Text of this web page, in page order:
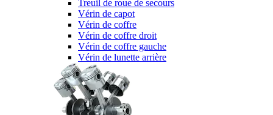
Treuil de roue de secours
Vérin de capot
Vérin de coffre
Vérin de coffre droit
Vérin de coffre gauche
Vérin de lunette arrière